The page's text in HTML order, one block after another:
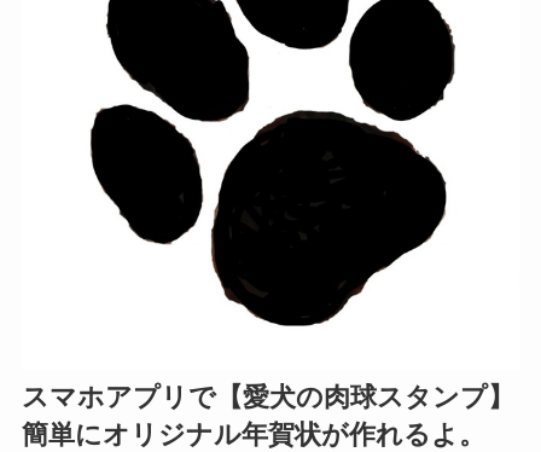
スマホアプリで【愛犬の肉球スタンプ】
簡単にオリジナル年賀状が作れるよ。